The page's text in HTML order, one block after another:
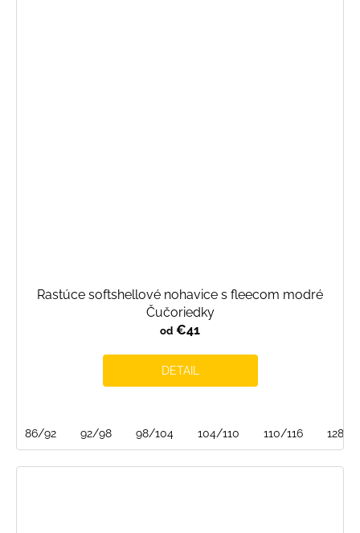
Rastúce softshellové nohavice s fleecom modré
Čučoriedky
od €41
DETAIL
86/92 92/98 98/104 104/110 110/116 128/